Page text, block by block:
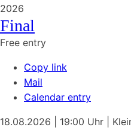
2026
Final
Free entry
Copy link
Mail
Calendar entry
18.08.2026 | 19:00 Uhr